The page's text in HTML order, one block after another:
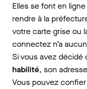
Elles se font en
rendre à la
votre carte grise ou
connectez n’a
Si vous avez décidé
habilité, son
Vous pouvez